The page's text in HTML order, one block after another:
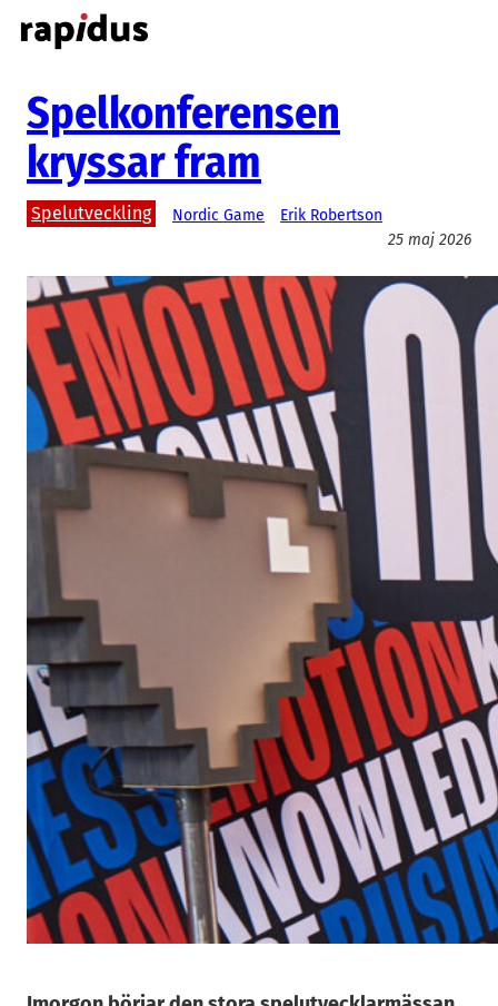
Hoppa
till
Spelkonferensen
kryssar fram
Spelutveckling Nordic Game
Erik Robertson
25 maj 2026